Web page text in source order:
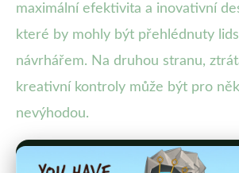
maximální efektivita a inovativní
které by mohly být přehlédnuty
návrhářem. Na druhou stranu,
kreativní kontroly může být pro
nevýhodou.